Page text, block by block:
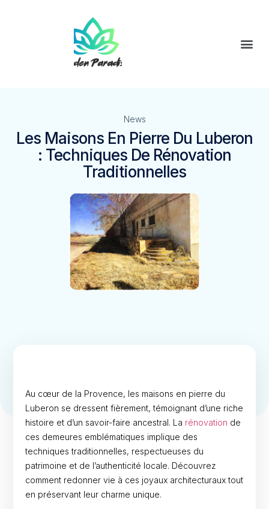
News
Les Maisons En Pierre Du Luberon
: Techniques De Rénovation
Traditionnelles
Au cœur de la Provence, les maisons en pierre du
Luberon se dressent fièrement, témoignant d’une riche
histoire et d’un savoir-faire ancestral. La rénovation de
ces demeures emblématiques implique des
techniques traditionnelles, respectueuses du
patrimoine et de l’authenticité locale. Découvrez
comment redonner vie à ces joyaux architecturaux tout
en préservant leur charme unique.